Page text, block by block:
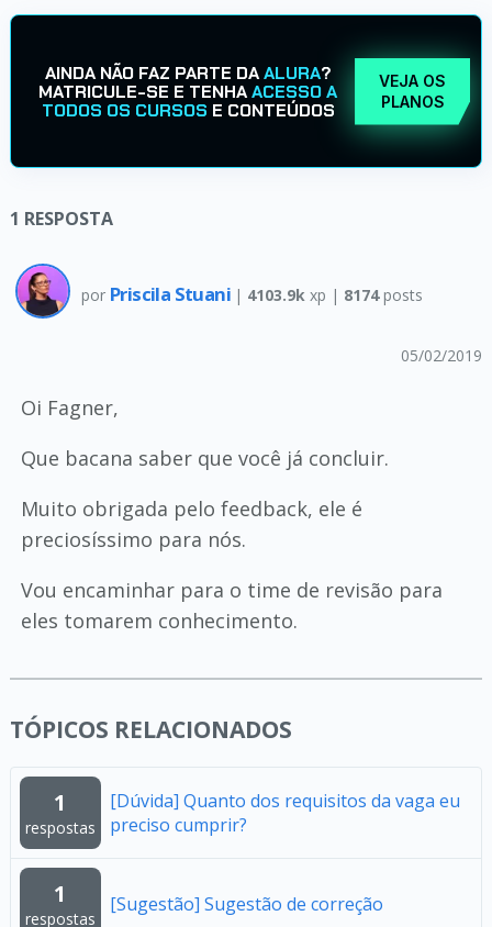
AINDA NÃO FAZ PARTE DAALURA?
MATRICULE-SE E TENHAACESSO A
TODOS OS CURSOS E CONTEÚDOS
VEJA OS
PLANOS
1 RESPOSTA
por Priscila Stuani | 4103.9k xp | 8174posts
05/02/2019
Oi Fagner,
Que bacana saber que você já concluir.
Muito obrigada pelo feedback, ele é
preciosíssimo para nós.
Vou encaminhar para o time de revisão para
eles tomarem conhecimento.
TÓPICOS RELACIONADOS
1
respostas
[Dúvida] Quanto dos requisitos da vaga eu
preciso cumprir?
1
respostas
[Sugestão] Sugestão de correção